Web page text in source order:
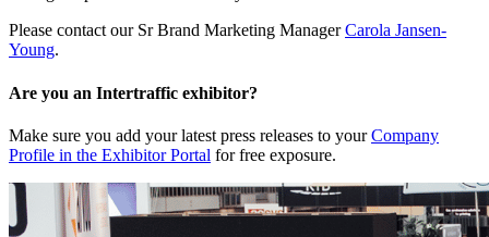
Please contact our Sr Brand Marketing ManagerCarola Jansen-
Young.
Are you an Intertraffic exhibitor?
Make sure you add your latest press releases to yourCompany
Profile in the Exhibitor Portal for free exposure.